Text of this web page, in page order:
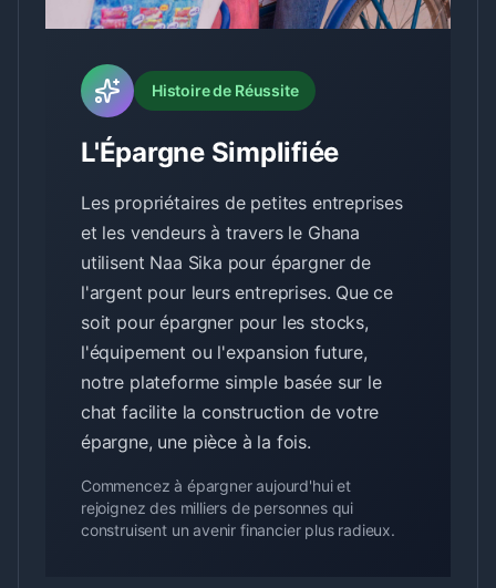
Histoire de Réussite
L'Épargne Simplifiée
Les propriétaires de petites entreprises
et les vendeurs à travers le Ghana
utilisent Naa Sika pour épargner de
l'argent pour leurs entreprises. Que ce
soit pour épargner pour les stocks,
l'équipement ou l'expansion future,
notre plateforme simple basée sur le
chat facilite la construction de votre
épargne, une pièce à la fois.
Commencez à épargner aujourd'hui et
rejoignez des milliers de personnes qui
construisent un avenir financier plus radieux.